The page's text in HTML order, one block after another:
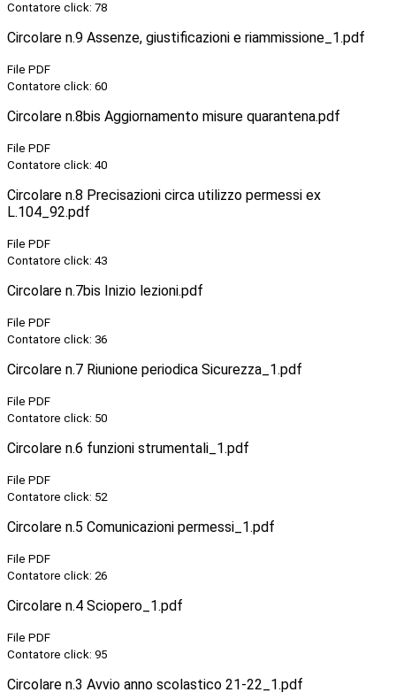
Contatore click: 78
Circolare n.9 Assenze, giustificazioni e riammissione_1.pdf
File PDF
Contatore click: 60
Circolare n.8bis Aggiornamento misure quarantena.pdf
File PDF
Contatore click: 40
Circolare n.8 Precisazioni circa utilizzo permessi ex
L.104_92.pdf
File PDF
Contatore click: 43
Circolare n.7bis Inizio lezioni.pdf
File PDF
Contatore click: 36
Circolare n.7 Riunione periodica Sicurezza_1.pdf
File PDF
Contatore click: 50
Circolare n.6 funzioni strumentali_1.pdf
File PDF
Contatore click: 52
Circolare n.5 Comunicazioni permessi_1.pdf
File PDF
Contatore click: 26
Circolare n.4 Sciopero_1.pdf
File PDF
Contatore click: 95
Circolare n.3 Avvio anno scolastico 21-22_1.pdf